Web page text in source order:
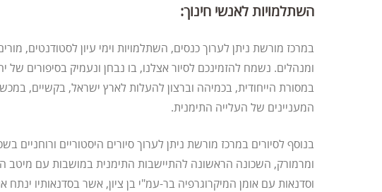
השתלמויות לאנשי חינוך:
במרכז מורשת ניתן לערוך כנסים, השתלמויות וימי עיון לסטודנטים,
ומנהלים. נשמח להזמינכם לסיור אצלנו, בו נבחן ונעמיק בסיפורים של
במסורת הייחודית, בכמיהה וברצון להעלות לארץ ישראל, בקשיים,
המעניינים של העלייה התימנית.
בנוסף לסיורים במרכז מורשת ניתן לערוך סיורים היסטוריים ורוחניים
ומרמורק, השכונה הראשונה להתיישבות התימנית במושבות עם מיטב
וסדנאות עם אומן המיקרוגרפיה בר-עמ"י בן ציון, אשר בסדנאותיו ינתח